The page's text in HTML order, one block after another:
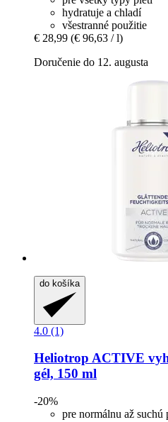
hydratuje a chladí
všestranné použitie
€ 28,99 (€ 96,63 / l)
Doručenie do 12. augusta
do košíka
4.0 (1)
Heliotrop ACTIVE
gél, 150 ml
-20%
pre normálnu až suchú